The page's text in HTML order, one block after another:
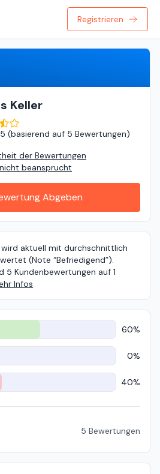
Registrieren
Keller
5 (basierend auf 5 Bewertungen)
der Bewertungen
beansprucht
Abgeben
wird aktuell mit durchschnittlich
(Note “Befriedigend”).
5 Kundenbewertungen auf 1
Infos
60%
0%
40%
5 Bewertungen